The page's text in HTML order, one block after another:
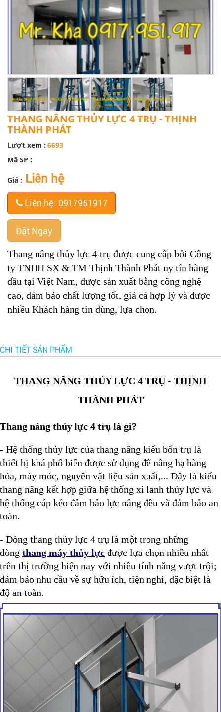
THANG NÂNG THỦY LỰC 4 TRỤ - THỊNH
THÀNH PHÁT
Lượt xem : 6693
Mã SP :
Giá : Liên hệ
Liên hệ: 0917951917
Đặt Ngay
Thang nâng thủy lực 4 trụ được cung cấp bởi Công
ty TNHH SX & TM Thịnh Thành Phát uy tín hàng
đầu tại Việt Nam, được sản xuất bằng công nghệ
cao, đảm bảo chất lượng tốt, giá cả hợp lý và được
nhiều Khách hàng tin dùng, lựa chọn.
CHI TIẾT SẢN PHẨM
THANG NÂNG THỦY LỰC 4 TRỤ - THỊNH
THÀNH PHÁT
Thang nâng thủy lực 4 trụ là gì?
- Hệ thống thủy lực của thang nâng kiểu bốn trụ là
thiết bị khá phổ biến được sử dụng để nâng hạ hàng
hóa, máy móc, nguyên vật liệu sản xuất,... Đây là kiểu
thang nâng kết hợp giữa hệ thống xi lanh thủy lực và
hệ thống cáp kéo đảm bảo lực nâng đều và đảm bảo an
toàn.
- Dòng thang thủy lực 4 trụ là một trong những
dòng thang máy thủy lực được lựa chọn nhiều nhất
trên thị trường hiện nay với nhiều tính năng vượt trội;
đảm bảo nhu cầu về sự hữu ích, tiện nghi, đặc biệt là
độ an toàn.